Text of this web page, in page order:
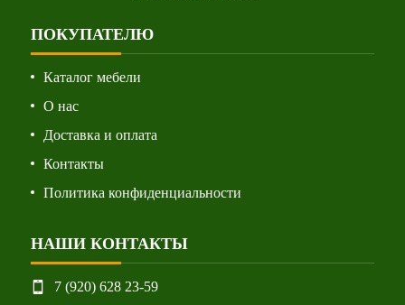
ПОКУПАТЕЛЮ
Каталог мебели
О нас
Доставка и оплата
Контакты
Политика конфиденциальности
НАШИ КОНТАКТЫ
7 (920) 628 23-59